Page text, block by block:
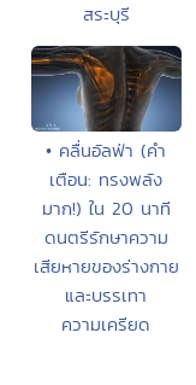
สระบุรี
• คลื่นอัลฟ่า (คำ
เตือน: ทรงพลัง
มาก!) ใน 20 นาที
ดนตรีรักษาความ
เสียหายของร่างกาย
และบรรเทา
ความเครียด